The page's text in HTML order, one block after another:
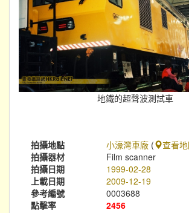
地鐵的超聲波測試車
拍攝地點 小濠灣車廠 ( 查看
拍攝器材
Film scanner
拍攝日期
1999-02-28
上載日期
2009-12-19
參考編號
0003688
點擊率
2456